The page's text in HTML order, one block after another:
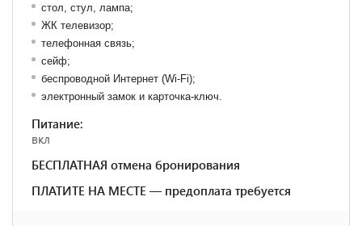
стол, стул, лампа;
ЖК телевизор;
телефонная связь;
сейф;
беспроводной Интернет (Wi-Fi);
электронный замок и карточка-ключ.
Питание:
вкл
БЕСПЛАТНАЯ отмена бронирования
ПЛАТИТЕ НА МЕСТЕ — предоплата требуется